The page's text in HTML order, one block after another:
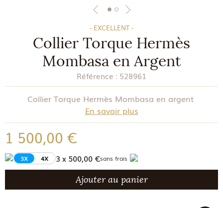
- EXCELLENT -
Collier Torque Hermès
Mombasa en Argent
Référence : 528961
Collier Torque Hermès Mombasa en argent
En savoir plus
1 500,00 €
3X 4X 3 x 500,00 €sans frais
Ajouter au panier